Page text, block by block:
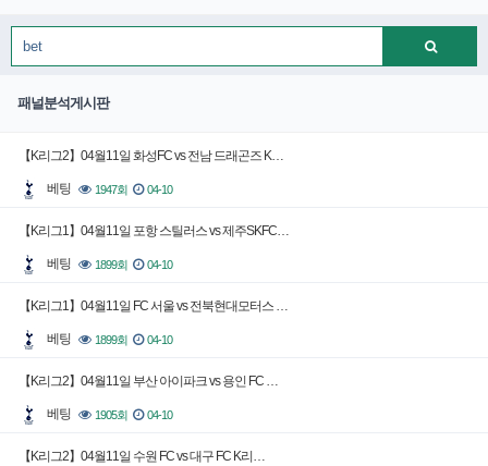
패널분석게시판
【K리그2】04월11일 화성FC vs 전남 드래곤즈 K…
베팅 1947회 04-10
【K리그1】04월11일 포항 스틸러스 vs 제주SKFC…
베팅 1899회 04-10
【K리그1】04월11일 FC 서울 vs 전북현대모터스 …
베팅 1899회 04-10
【K리그2】04월11일 부산 아이파크 vs 용인 FC …
베팅 1905회 04-10
【K리그2】04월11일 수원 FC vs 대구 FC K리…